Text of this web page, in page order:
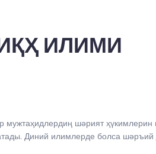
ИЛИМИ
шәрият
Диний илимлерде болса